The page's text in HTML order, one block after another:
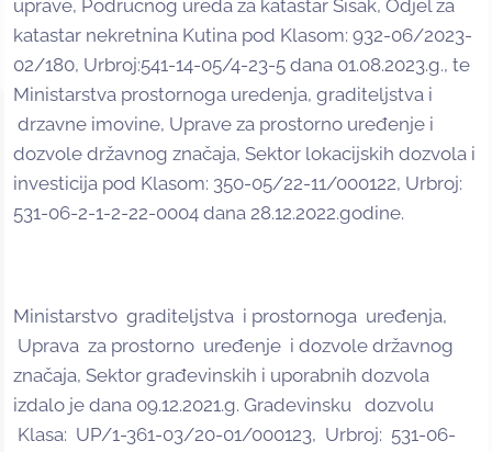
uprave, Područnog ureda za katastar Sisak, Odjel za
katastar nekretnina Kutina pod Klasom: 932-06/2023-
02/180, Urbroj:541-14-05/4-23-5 dana 01.08.2023.g., te
Ministarstva prostornoga uredenja, graditeljstva i
drzavne imovine, Uprave za prostorno uređenje i
dozvole državnog značaja, Sektor lokacijskih dozvola i
investicija pod Klasom: 350-05/22-11/000122, Urbroj:
531-06-2-1-2-22-0004 dana 28.12.2022.godine.
Ministarstvo graditeljstva i prostornoga uređenja,
Uprava za prostorno uređenje i dozvole državnog
značaja, Sektor građevinskih i uporabnih dozvola
izdalo je dana 09.12.2021.g. Gradevinsku dozvolu
Klasa: UP/1-361-03/20-01/000123, Urbroj: 531-06-